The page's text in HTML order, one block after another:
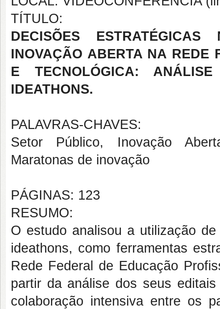
TÍTULO:
DECISÕES
INOVAÇÃO ABERTA NA REDE
E TECNOLÓGICA:
IDEATHONS.
PALAVRAS-CHAVES:
Setor Público, Inovação
Maratonas de inovação
PÁGINAS: 123
RESUMO:
O estudo analisou a utilização
ideathons, como ferramentas
Rede Federal de Educação
partir da análise dos seus
colaboração intensiva entre os